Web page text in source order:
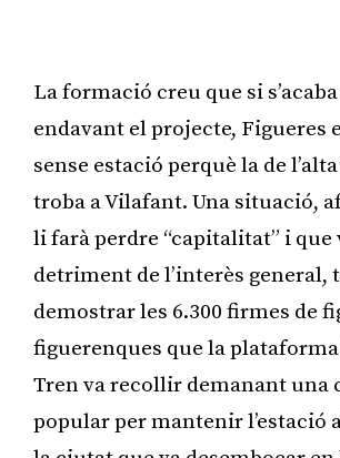
La formació creu que si
endavant el projecte, Figueres
sense estació perquè la de
troba a Vilafant. Una situació,
li farà perdre “capitalitat” i que
detriment de l’interès general,
demostrar les 6.300 firmes de
figuerenques que la
Tren va recollir demanant una
popular per mantenir l’estació